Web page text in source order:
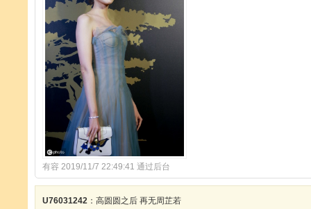
有容 2019/11/7 22:49:41 通过后台
U76031242 ：高圆圆之后 再无周芷若